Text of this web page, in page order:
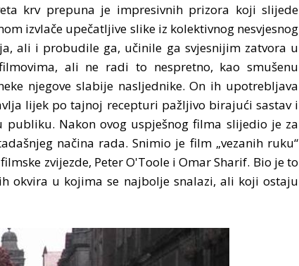
krv prepuna je impresivnih prizora koji slijede
izvlače upečatljive slike iz kolektivnog nesvjesnog
ali i probudile ga, učinile ga svjesnijim zatvora u
ali ne radi to nespretno, kao smušenu
njegove slabije nasljednike. On ih upotrebljava
lijek po tajnoj recepturi pažljivo birajući sastav i
Nakon ovog uspješnog filma slijedio je za
načina rada. Snimio je film „vezanih ruku“
zvijezde, Peter O'Toole i Omar Sharif. Bio je to
okvira u kojima se najbolje snalazi, ali koji ostaju